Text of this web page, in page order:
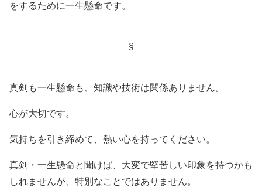
をするために一生懸命です。
§
真剣も一生懸命も、知識や技術は関係ありません。
心が大切です。
気持ちを引き締めて、熱い心を持ってください。
真剣・一生懸命と聞けば、大変で堅苦しい印象を持つかも
しれませんが、特別なことではありません。